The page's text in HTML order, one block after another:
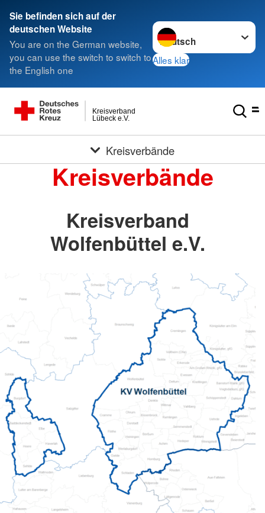
Sie befinden sich auf der
deutschen Website
You are on the German website,
you can use the switch to switch to
the English one
Sprache wechseln zu
Alles klar
Lübeck e.V.
Kreisverband
Kreisverbände
Kreisverbände
Kreisverband
Wolfenbüttel e.V.